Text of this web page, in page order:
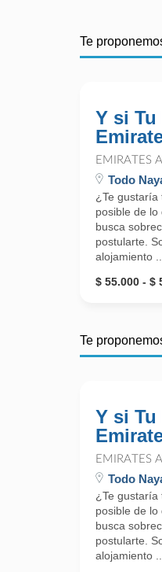
Te
Y si
EMIRATES
Todo
¿Te gustaría
posible de
busca
postularte.
alojamiento ...
$ 55.000 - $
Te
Y si
EMIRATES
Todo
¿Te gustaría
posible de
busca
postularte.
alojamiento ...